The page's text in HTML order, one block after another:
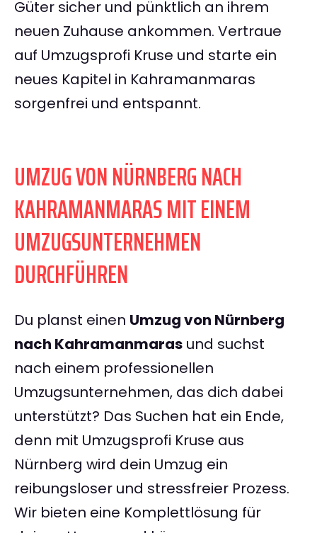
Güter sicher und pünktlich an ihrem
neuen Zuhause ankommen. Vertraue
auf Umzugsprofi Kruse und starte ein
neues Kapitel in Kahramanmaras
sorgenfrei und entspannt.
UMZUG VON NÜRNBERG NACH
KAHRAMANMARAS MIT EINEM
UMZUGSUNTERNEHMEN
DURCHFÜHREN
Du planst einen Umzug von Nürnberg
nach Kahramanmaras und suchst
nach einem professionellen
Umzugsunternehmen, das dich dabei
unterstützt? Das Suchen hat ein Ende,
denn mit Umzugsprofi Kruse aus
Nürnberg wird dein Umzug ein
reibungsloser und stressfreier Prozess.
Wir bieten eine Komplettlösung für